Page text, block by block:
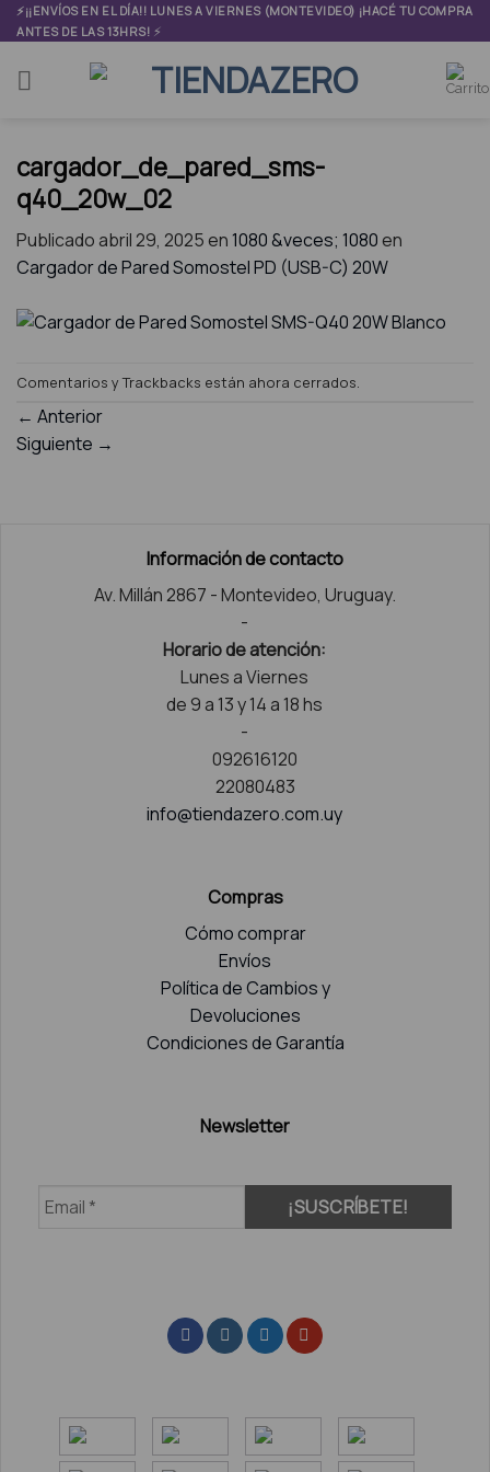
Skip
to
content
⚡¡¡ENVÍOS EN EL DÍA!! LUNES A VIERNES (MONTEVIDEO) ¡HACÉ TU COMPRA
ANTES DE LAS 13HRS! ⚡
cargador_de_pared_sms-
q40_20w_02
Publicadoabril 29, 2025en1080 &veces; 1080en
Cargador de Pared Somostel PD (USB-C) 20W
Comentarios y Trackbacks están ahora cerrados.
← Anterior
Siguiente →
Información de contacto
Av. Millán 2867 - Montevideo, Uruguay.
-
Horario de atención:
Lunes a Viernes
de 9 a 13 y 14 a 18 hs
-
092616120
22080483
info@tiendazero.com.uy
Compras
Cómo comprar
Envíos
Política de Cambios y
Devoluciones
Condiciones de Garantía
Newsletter